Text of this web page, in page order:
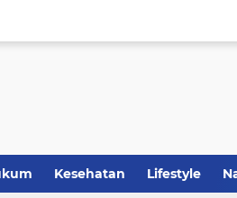
Kesehatan Lifestyle